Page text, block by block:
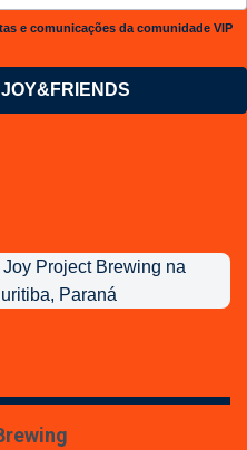
e comunicações da comunidade VIP